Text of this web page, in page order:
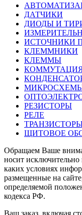
ДАТЧИКИ
ДИОДЫ И
ИСТОЧНИКИ
КЛЕММНИКИ
КЛЕММЫ
РЕЗИСТОРЫ
РЕЛЕ
ЩИТОВОЕ
Обращаем Ваше
носит
каких условиях
размещенные на
определяемой
кодекса РФ.
Ваш заказ, включая